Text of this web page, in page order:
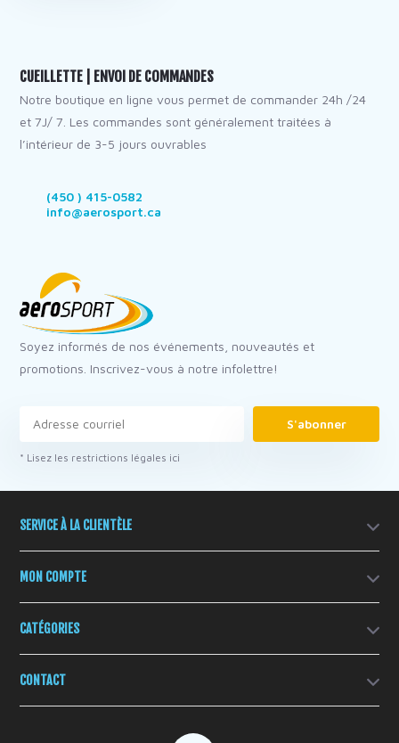
CUEILLETTE | ENVOI DE COMMANDES
Notre boutique en ligne vous permet de commander 24h /24
et 7J/ 7. Les commandes sont généralement traitées à
l’intérieur de 3-5 jours ouvrables
(450 ) 415-0582
info@aerosport.ca
Soyez informés de nos événements, nouveautés et
promotions. Inscrivez-vous à notre infolettre!
S'abonner
* Lisez les restrictions légales ici
SERVICE À LA CLIENTÈLE
MON COMPTE
CATÉGORIES
CONTACT